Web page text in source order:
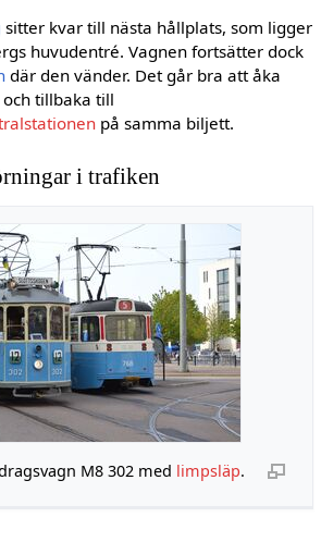
sitter kvar till nästa hållplats, som ligger
huvudentré. Vagnen fortsätter dock
där den vänder. Det går bra att åka
tillbaka till
på samma biljett.
i trafiken
M8 302 med limpsläp.